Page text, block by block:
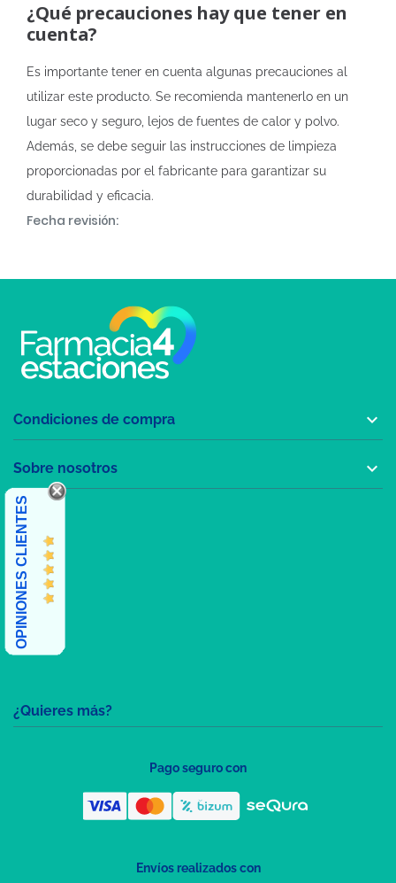
¿Qué precauciones hay que tener en
cuenta?
Es importante tener en cuenta algunas precauciones al
utilizar este producto. Se recomienda mantenerlo en un
lugar seco y seguro, lejos de fuentes de calor y polvo.
Además, se debe seguir las instrucciones de limpieza
proporcionadas por el fabricante para garantizar su
durabilidad y eficacia.
Fecha revisión:
¿Quieres más?
Condiciones de compra 
Sobre nosotros 
OPINIONES CLIENTES
Pago seguro con
Envíos realizados con